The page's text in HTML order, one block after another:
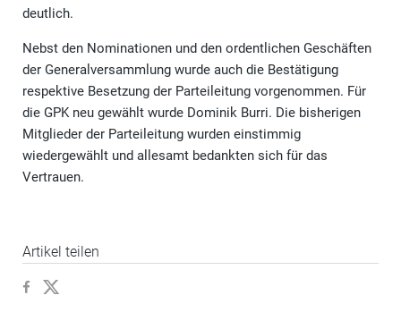
deutlich.
Nebst den Nominationen und den ordentlichen Geschäften
der Generalversammlung wurde auch die Bestätigung
respektive Besetzung der Parteileitung vorgenommen. Für
die GPK neu gewählt wurde Dominik Burri. Die bisherigen
Mitglieder der Parteileitung wurden einstimmig
wiedergewählt und allesamt bedankten sich für das
Vertrauen.
Artikel teilen